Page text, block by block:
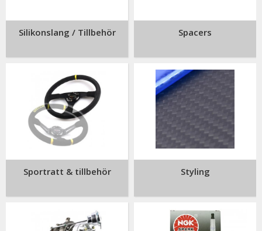
Silikonslang / Tillbehör Spacers
Sportratt & tillbehör Styling